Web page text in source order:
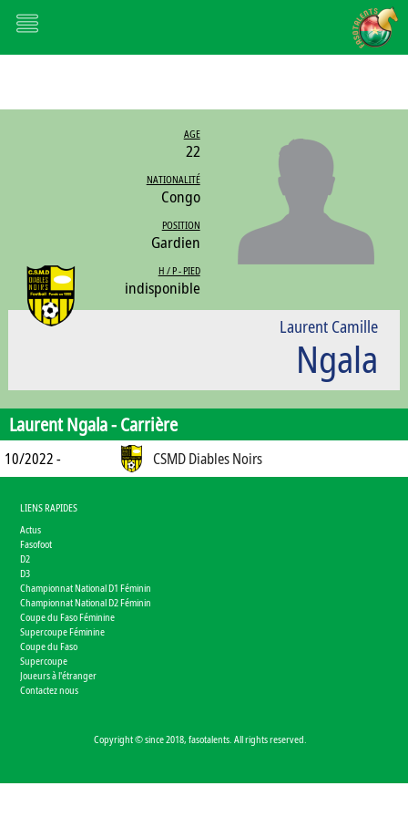
AGE
22
NATIONALITÉ
Congo
POSITION
Gardien
H / P - PIED
indisponible
Laurent Camille
Ngala
Laurent Ngala -Carrière
10/2022 - CSMD Diables Noirs
LIENS RAPIDES
Actus
Fasofoot
D2
D3
Championnat National D1 Féminin
Championnat National D2 Féminin
Coupe du Faso Féminine
Supercoupe Féminine
Coupe du Faso
Supercoupe
Joueurs à l'étranger
Contactez nous
Copyright © since 2018, fasotalents. All rights reserved.